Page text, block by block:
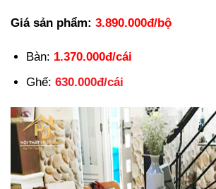
Giá sản phẩm: 3.890.000đ/bộ
Bàn: 1.370.000đ/cái
Ghế: 630.000đ/cái